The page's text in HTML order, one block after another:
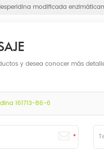
modificada
y desea conocer más
161713-86-6